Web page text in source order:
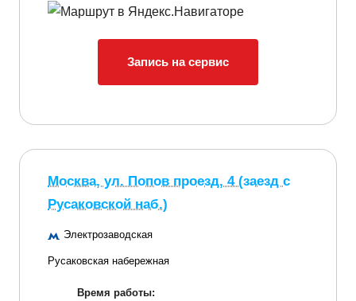
Запись на сервис
Москва, ул. Попов проезд, 4 (заезд с
Русаковской наб.)
Электрозаводская
Русаковская набережная
Время работы: